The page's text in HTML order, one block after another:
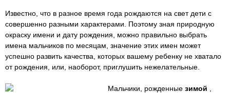
Известно, что в разное время года рождаются на свет дети с
совершенно разными характерами. Поэтому зная природную
окраску имени и дату рождения, можно правильно выбрать
имена мальчиков по месяцам, значение этих имен может
успешно развить качества, которых вашему ребенку не хватало
от рождения, или, наоборот, приглушить нежелательные.
Мальчики, рожденные зимой